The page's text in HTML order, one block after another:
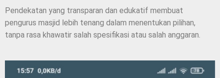
Pendekatan yang transparan dan edukatif membuat
pengurus masjid lebih tenang dalam menentukan pilihan,
tanpa rasa khawatir salah spesifikasi atau salah anggaran.